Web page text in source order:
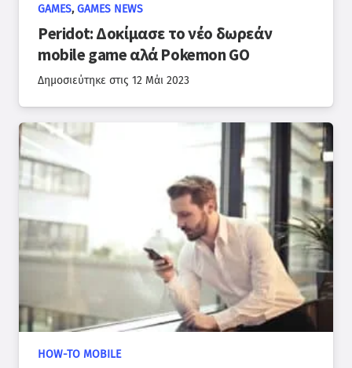
GAMES,GAMES NEWS
Peridot: Δοκίμασε το νέο δωρεάν
mobile game αλά Pokemon GO
Δημοσιεύτηκε στις 12 Μάι 2023
HOW-TO MOBILE